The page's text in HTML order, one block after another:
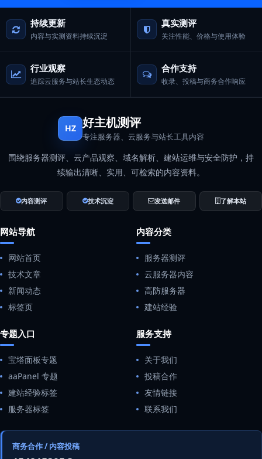
持续更新
内容与实测资料持续沉淀
真实测评
关注性能、价格与使用体验
行业观察
追踪云服务与站长生态动态
合作支持
收录、投稿与商务合作响应
HZ 好主机测评
专注服务器、云服务与站长工具内容
围绕服务器测评、云产品观察、域名解析、建站运维与安全防护，持
续输出清晰、实用、可检索的内容资料。
内容测评 技术沉淀 发送邮件 了解本站
网站导航
网站首页
技术文章
新闻动态
标签页
内容分类
服务器测评
云服务器内容
高防服务器
建站经验
专题入口
宝塔面板专题
aaPanel 专题
建站经验标签
服务器标签
服务支持
关于我们
投稿合作
友情链接
联系我们
商务合作 / 内容投稿